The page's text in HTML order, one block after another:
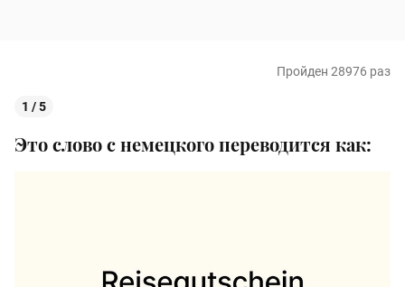
Пройден 28976 раз
1 / 5
Это слово с немецкого переводится как: